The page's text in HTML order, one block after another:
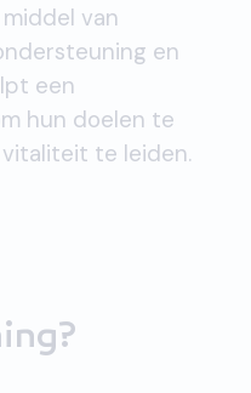
van
en
een
hun doelen te
te leiden.